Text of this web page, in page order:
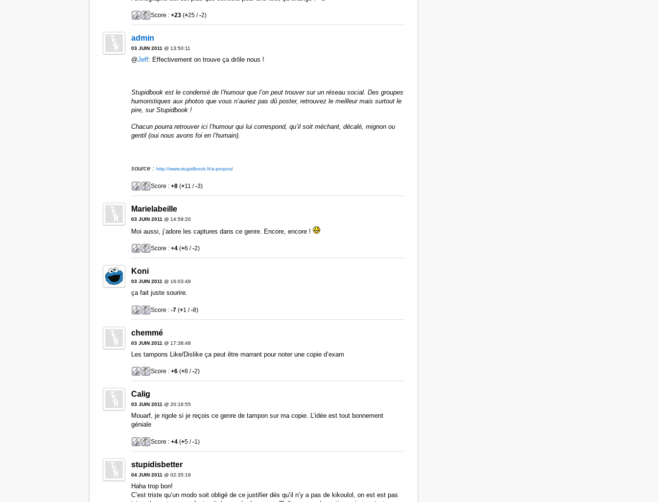
Score : +23(+25 /-2)
admin
03 JUIN 2011@ 13:50:11
@Jeff: Effectivement on trouve ça drôle nous !
Stupidbook est le condensé de l’humour que l’on peut trouver sur un réseau social. Des groupes
humoristiques aux photos que vous n’auriez pas dû poster, retrouvez le meilleur mais surtout le
pire, sur Stupidbook !
Chacun pourra retrouver ici l’humour qui lui correspond, qu’il soit méchant, décalé, mignon ou
gentil (oui nous avons foi en l’humain).
source : http://www.stupidbook.fr/a-propos/
Score : +8(+11 /-3)
Marielabeille
03 JUIN 2011 @ 14:59:20
Moi aussi, j’adore les captures dans ce genre. Encore, encore !
Score : +4(+6 /-2)
Koni
03 JUIN 2011@ 16:03:49
ça fait juste sourire.
Score : -7(+1 /-8)
chemmé
03 JUIN 2011 @ 17:38:48
Les tampons Like/Dislike ça peut être marrant pour noter une copie d’exam
Score : +6(+8 /-2)
Calig
03 JUIN 2011@ 20:16:55
Mouarf, je rigole si je reçois ce genre de tampon sur ma copie. L’idée est tout bonnement
géniale
Score : +4(+5 /-1)
stupidisbetter
04 JUIN 2011 @ 02:35:18
Haha trop bon!
C’est triste qu’un modo soit obligé de ce justifier dés qu’il n’y a pas de kikoulol, on est est pas